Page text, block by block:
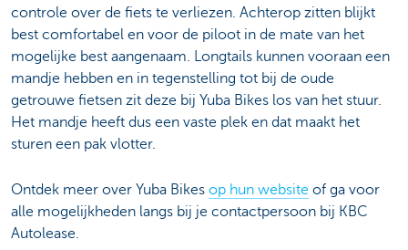
controle over de fiets te verliezen. Achterop zitten blijkt
best comfortabel en voor de piloot in de mate van het
mogelijke best aangenaam. Longtails kunnen vooraan een
mandje hebben en in tegenstelling tot bij de oude
getrouwe fietsen zit deze bij Yuba Bikes los van het stuur.
Het mandje heeft dus een vaste plek en dat maakt het
sturen een pak vlotter.
Ontdek meer over Yuba Bikes op hun website of ga voor
alle mogelijkheden langs bij je contactpersoon bij KBC
Autolease.